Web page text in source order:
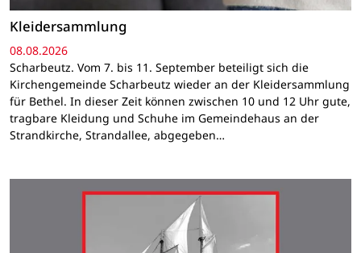
Kleidersammlung
08.08.2026
Scharbeutz. Vom 7. bis 11. September beteiligt sich die
Kirchengemeinde Scharbeutz wieder an der Kleidersammlung
für Bethel. In dieser Zeit können zwischen 10 und 12 Uhr gute,
tragbare Kleidung und Schuhe im Gemeindehaus an der
Strandkirche, Strandallee, abgegeben…